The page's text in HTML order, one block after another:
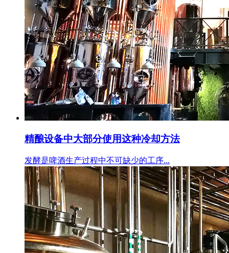
精酿设备中大部分使用这种冷却方法
​发酵是啤酒生产过程中不可缺少的工序...